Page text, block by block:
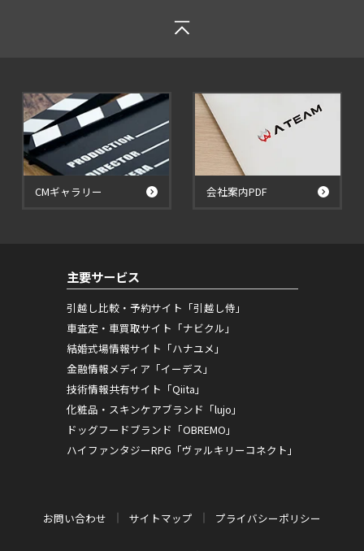
CMギャラリー 会社案内PDF
主要サービス
引越し比較・予約サイト「引越し侍」
車査定・車買取サイト「ナビクル」
結婚式場情報サイト「ハナユメ」
金融情報メディア「イーデス」
技術情報共有サイト「Qiita」
化粧品・スキンケアブランド「lujo」
ドッグフードブランド「OBREMO」
ハイファンタジーRPG「ヴァルキリーコネクト」
お問い合わせ サイトマップ プライバシーポリシー